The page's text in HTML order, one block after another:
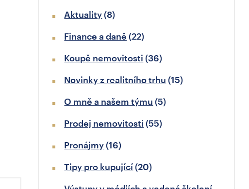
Aktuality(8)
Finance a daně (22)
Koupě nemovitosti (36)
Novinky z realitního trhu (15)
O mně a našem týmu (5)
Prodej nemovitosti (55)
Pronájmy(16)
Tipy pro kupující(20)